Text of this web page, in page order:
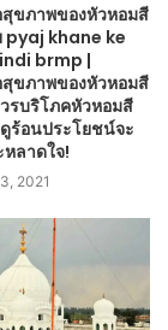
ขภาพของหัวหอมสี
pyaj khane ke
brmp |
ขภาพของหัวหอมสี
รบริโภคหัวหอมสี
ร้อนประโยชน์จะ
ลาดใจ!
2021